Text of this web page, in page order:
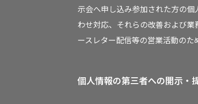
示会へ申し込み参加された方の
わせ対応、それらの改善および
ースレター配信等の営業活動のた
個人情報の第三者への開示・